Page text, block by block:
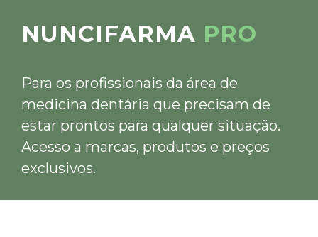
NUNCIFARMA PRO
Para os profissionais da área de
medicina dentária que precisam de
estar prontos para qualquer situação.
Acesso a marcas, produtos e preços
exclusivos.